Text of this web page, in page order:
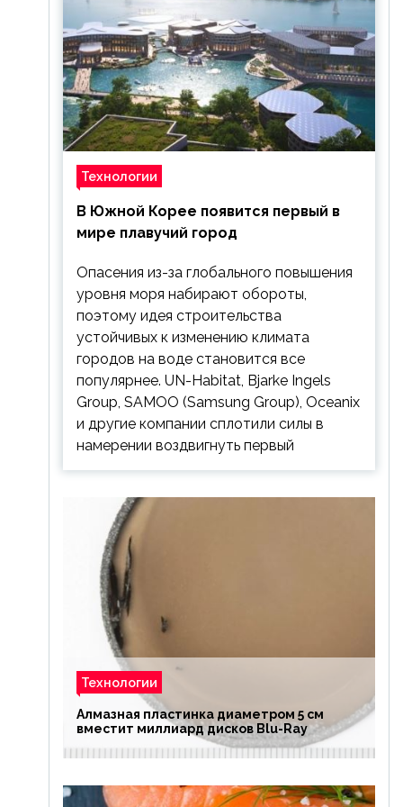
Технологии
В Южной Корее появится первый в
мире плавучий город
Опасения из-за глобального повышения
уровня моря набирают обороты,
поэтому идея строительства
устойчивых к изменению климата
городов на воде становится все
популярнее. UN-Habitat, Bjarke Ingels
Group, SAMOO (Samsung Group), Oceanix
и другие компании сплотили силы в
намерении воздвигнуть первый
Технологии
Алмазная пластинка диаметром 5 см
вместит миллиард дисков Blu-Ray